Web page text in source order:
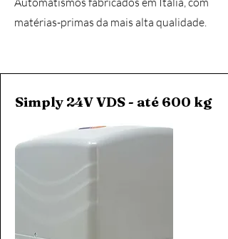
matérias-primas da mais alta qualidade.
Simply 24V VDS - até 600 kg